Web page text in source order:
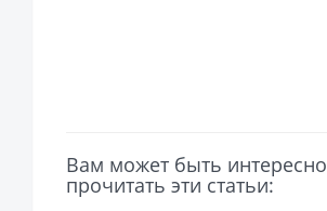
Вам может быть интересно
прочитать эти статьи: